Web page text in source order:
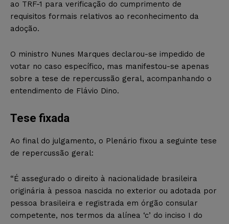
ao TRF-1 para verificação do cumprimento de
requisitos formais relativos ao reconhecimento da
adoção.
O ministro Nunes Marques declarou-se impedido de
votar no caso específico, mas manifestou-se apenas
sobre a tese de repercussão geral, acompanhando o
entendimento de Flávio Dino.
Tese fixada
Ao final do julgamento, o Plenário fixou a seguinte tese
de repercussão geral:
“É assegurado o direito à nacionalidade brasileira
originária à pessoa nascida no exterior ou adotada por
pessoa brasileira e registrada em órgão consular
competente, nos termos da alínea ‘c’ do inciso I do